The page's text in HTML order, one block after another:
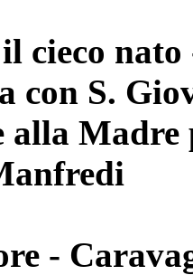
cieco nato
con S.
alla
-